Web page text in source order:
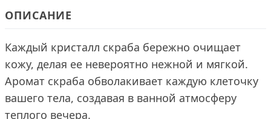
ОПИСАНИЕ
Каждый кристалл скраба бережно очищает
кожу, делая ее невероятно нежной и мягкой.
Аромат скраба обволакивает каждую клеточку
вашего тела, создавая в ванной атмосферу
теплого вечера.